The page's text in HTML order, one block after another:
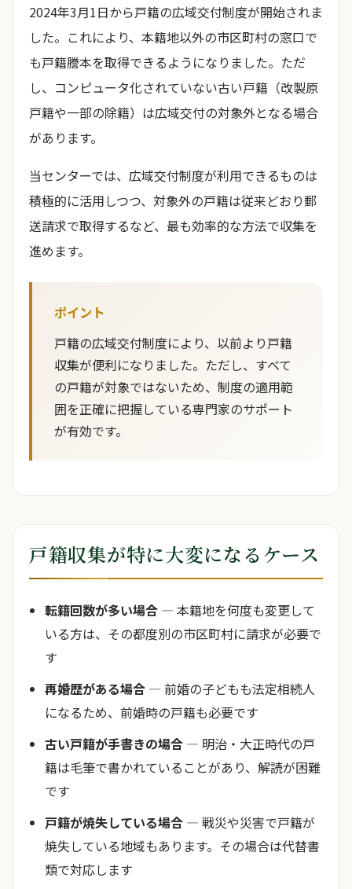
2024年3月1日から戸籍の広域交付制度が開始されま
した。これにより、本籍地以外の市区町村の窓口で
も戸籍謄本を取得できるようになりました。ただ
し、コンピュータ化されていない古い戸籍（改製原
戸籍や一部の除籍）は広域交付の対象外となる場合
があります。
当センターでは、広域交付制度が利用できるものは
積極的に活用しつつ、対象外の戸籍は従来どおり郵
送請求で取得するなど、最も効率的な方法で収集を
進めます。
ポイント
戸籍の広域交付制度により、以前より戸籍
収集が便利になりました。ただし、すべて
の戸籍が対象ではないため、制度の適用範
囲を正確に把握している専門家のサポート
が有効です。
戸籍収集が特に大変になるケース
転籍回数が多い場合 — 本籍地を何度も変更して
いる方は、その都度別の市区町村に請求が必要で
す
再婚歴がある場合 — 前婚の子どもも法定相続人
になるため、前婚時の戸籍も必要です
古い戸籍が手書きの場合 — 明治・大正時代の戸
籍は毛筆で書かれていることがあり、解読が困難
です
戸籍が焼失している場合 — 戦災や災害で戸籍が
焼失している地域もあります。その場合は代替書
類で対応します